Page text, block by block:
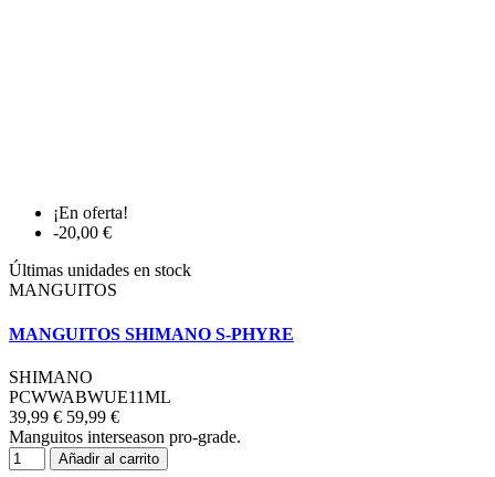
¡En oferta!
-20,00 €
Últimas unidades en stock
MANGUITOS
MANGUITOS SHIMANO S-PHYRE
SHIMANO
PCWWABWUE11ML
39,99 € 59,99 €
Manguitos interseason pro-grade.
Añadir al carrito